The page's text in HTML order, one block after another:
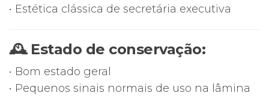
• Estética clássica de secretária executiva
🕰 Estado de conservação:
• Bom estado geral
• Pequenos sinais normais de uso na lâmina